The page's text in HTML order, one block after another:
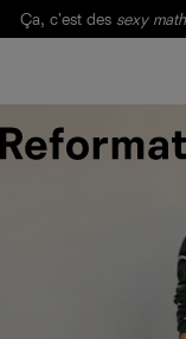
Ça, c'est des sexy